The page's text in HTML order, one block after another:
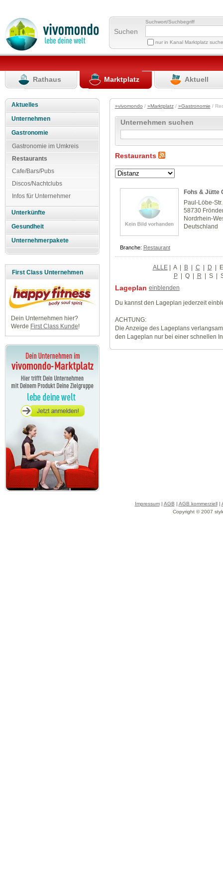
Suchen
Suchwort/Suchbegriff
nur in Kanal Marktplatz
Rathaus Marktplatz Aktuell
Aktuelles
Unternehmen
Gastronomie
Gastronomie im Umkreis
Restaurants
Cafe/Bars/Pubs
Discos/Nachtclubs
Infos für Unternehmer
Unterkünfte
Gesundheit
Unternehmerpakete
First Class Unternehmen
Dein Unternehmen hier?
Werde First Class Kunde!
»vivomondo / »Marktplatz/ »Gastronomie /
Unternehmen suchen
Restaurants
Fohs & Jütte
Paul-Löbe-
58730
Nordrhein-
Deutschland
Branche: Restaurant
ALLE| A | B | C | D |
P | Q | R | S |
Lageplan einblenden
Du kannst den Lageplan jederzeit
ACHTUNG:
Die Anzeige des Lageplans
den Lageplan nur bei einer schnellen
Impressum| AGB | AGB kommerziell|
Copyright © 2007